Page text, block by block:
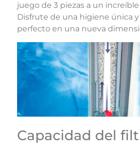
juego de 3 piezas a un
Disfrute de una higiene única
perfecto en una nueva
Capacidad del